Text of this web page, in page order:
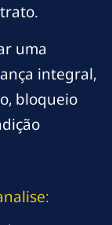
uma
integral,
bloqueio